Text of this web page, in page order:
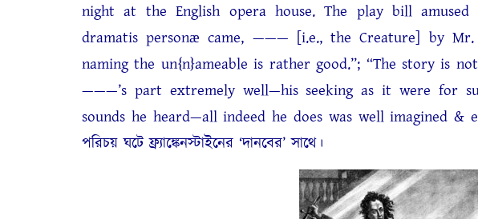
night at the English opera house. The play bill
dramatis personæ came, ——— [i.e., the Creature] by Mr.
naming the un{n}ameable is rather good.”; “The story is
———’s part extremely well—his seeking as it were for
sounds he heard—all indeed he does was well imagined &
পরিচয় ঘটে ফ্র্যাঙ্কেনস্টাইনের ‘দানবের’ সাথে।